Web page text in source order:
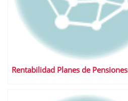
Rentabilidad Planes de Pensiones